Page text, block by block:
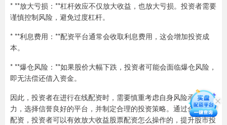
* **放大亏损：**杠杆效应不仅放大收益，也放大亏损。投资者需要
谨慎控制风险，避免过度杠杆。
* **利息费用：**配资平台通常会收取利息费用，这会增加投资成
本。
* **爆仓风险：**如果股价大幅下跌，投资者可能会面临爆仓风险，
即无法偿还借入资金。
因此，投资者在进行在线配资时，需要慎重考虑自身风险承受能
力，选择信誉良好的平台，并制定合理的投资策略。通过合理运用
配资，投资者可以有效放大收益股票配资怎么操作的，提升股市投